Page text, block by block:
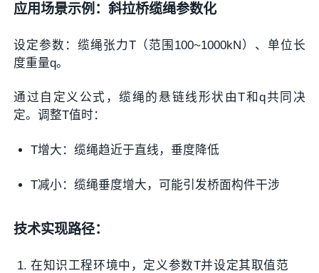
应用场景示例：斜拉桥缆绳参数化
设定参数：缆绳张力T（范围100~1000kN）、单位长
度重量q。
通过自定义公式，缆绳的悬链线形状由T和q共同决
定。调整T值时：
T增大：缆绳趋近于直线，垂度降低
T减小：缆绳垂度增大，可能引发桥面构件干涉
技术实现路径：
在知识工程环境中，定义参数T并设定其取值范